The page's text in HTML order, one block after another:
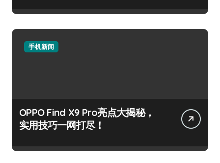
手机新闻
OPPO Find X9 Pro亮点大揭秘，
实用技巧一网打尽！